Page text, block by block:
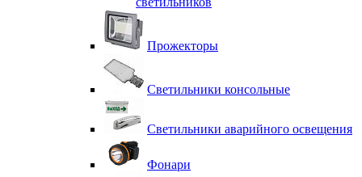
Прожекторы
Светильники консольные
Светильники аварийного освещения
Фонари